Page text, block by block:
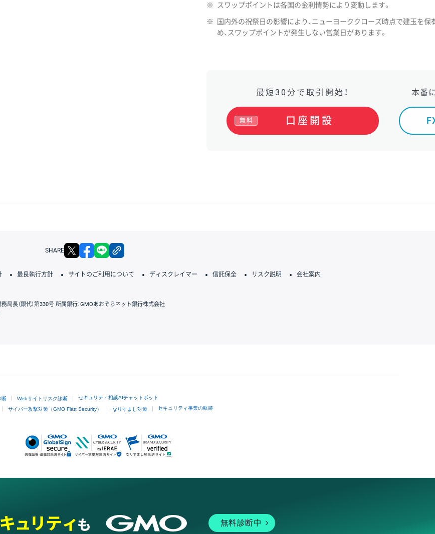
※ スワップポイントは各国の金利情勢により変動します。
※
国内外の祝祭日の影響により、ニューヨーククローズ時点で建玉を
め、スワップポイントが発生しない営業日があります。
最短30分で取引開始！
口座開設
無料
本番
SHARE X facebook
最良執行方針 サイトのご利用について ディスクレイマー 信託保全 リスク説明 会社案内
長（銀代）第330号 所属銀行：GMOあおぞらネット銀行株式会社
断 Webサイトリスク診断 セキュリティ相談AIチャットボット
サイバー攻撃対策（GMO Flatt Security） なりすまし対策 セキュリティ事業の軌跡
無料診断中